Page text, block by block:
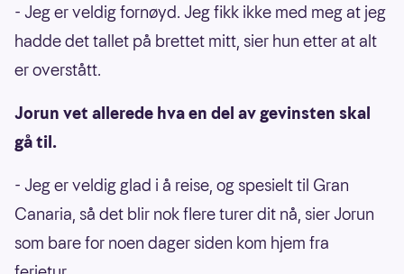
- Jeg er veldig fornøyd. Jeg fikk ikke med meg at jeg
hadde det tallet på brettet mitt, sier hun etter at alt
er overstått.
Jorun vet allerede hva en del av gevinsten skal
gå til.
- Jeg er veldig glad i å reise, og spesielt til Gran
Canaria, så det blir nok flere turer dit nå, sier Jorun
som bare for noen dager siden kom hjem fra